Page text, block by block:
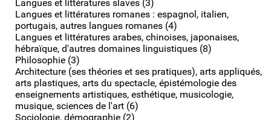
Langues et littératures slaves (3)
Langues et littératures romanes : espagnol, italien,
portugais, autres langues romanes (4)
Langues et littératures arabes, chinoises, japonaises,
hébraïque, d'autres domaines linguistiques (8)
Philosophie (3)
Architecture (ses théories et ses pratiques), arts appliqués,
arts plastiques, arts du spectacle, épistémologie des
enseignements artistiques, esthétique, musicologie,
musique, sciences de l'art (6)
Sociologie, démographie (2)